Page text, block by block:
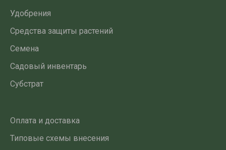
Удобрения
Средства защиты растений
Семена
Садовый инвентарь
Субстрат
Оплата и доставка
Типовые схемы внесения